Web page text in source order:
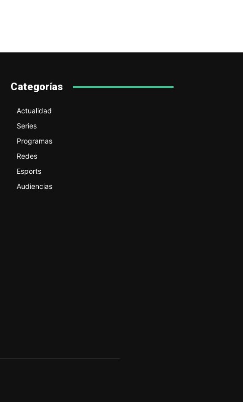
Categorías
Actualidad
Series
Programas
Redes
Esports
Audiencias